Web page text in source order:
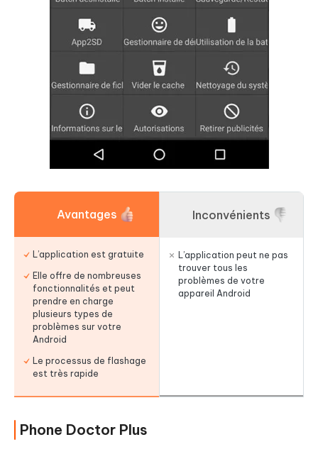
Avantages
L’application est gratuite
Elle offre de nombreuses
fonctionnalités et peut
prendre en charge
plusieurs types de
problèmes sur votre
Android
Le processus de flashage
est très rapide
Inconvénients
L’application peut ne pas
trouver tous les
problèmes de votre
appareil Android
Phone Doctor Plus